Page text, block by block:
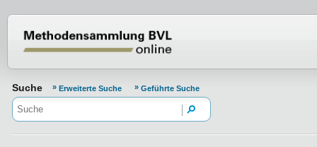
Suche Erweiterte Suche Geführte Suche